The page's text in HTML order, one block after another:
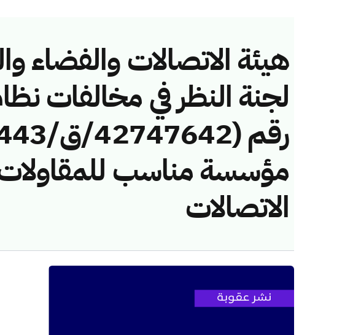
هيئة الاتصالات والفضاء
لجنة النظر في مخالفات
مؤسسة مناسب
الاتصالات